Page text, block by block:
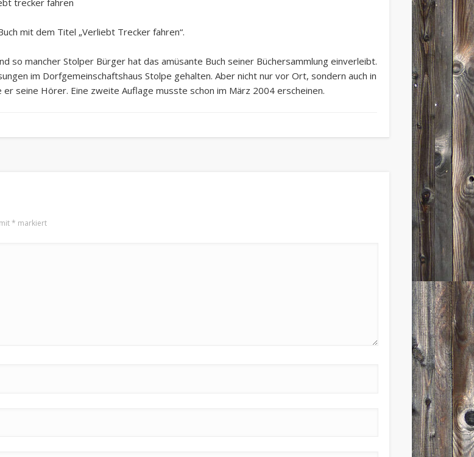
mit dem Titel „Verliebt Trecker fahren“.
so mancher Stolper Bürger hat das amüsante Buch seiner Büchersammlung einverleibt.
im Dorfgemeinschaftshaus Stolpe gehalten. Aber nicht nur vor Ort, sondern auch in
seine Hörer. Eine zweite Auflage musste schon im März 2004 erscheinen.
* markiert